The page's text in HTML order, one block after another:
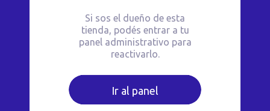
Si sos el dueño de esta
tienda, podés entrar a tu
panel administrativo para
reactivarlo.
Ir al panel